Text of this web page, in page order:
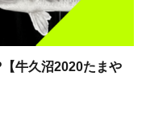
牛久沼2020たまや